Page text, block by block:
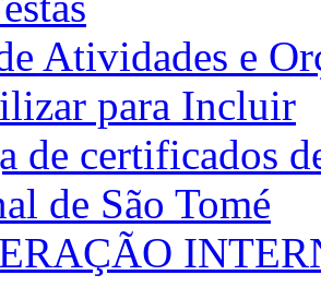
Atividades e
para Incluir
de certificados
de São Tomé